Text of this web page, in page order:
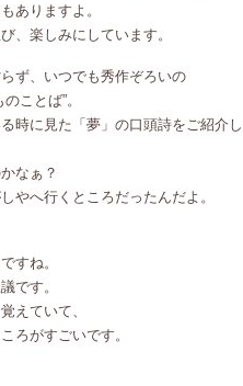
ありますよ。
、楽しみにしています。
ず、いつでも秀作ぞろいの
ことば”。
時に見た「夢」の口頭詩をご紹介
なぁ？
へ行くところだったんだよ。
すね。
です。
えていて、
ろがすごいです。